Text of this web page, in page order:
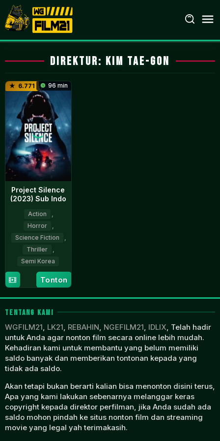
Loncat
ke
konten
Direktur: Kim Tae-gon
6.771 96 min
Project Silence
(2023) Sub Indo
Action
Horror
Science Fiction
Thriller
Semi Korea
11
Jul
2024
Kim
Tae-
gon
Tonton
TENTANG KAMI
WGFILM21, LK21, REBAHIN, NGEFILM21, IDLIX, Telah hadir
untuk Anda agar nonton film secara online lebih mudah.
Kehadiran kami untuk membantu yang belum memiliki
saldo banyak dan memberikan tontonan kepada yang
tidak ada saldo.
Akan tetapi bukan berarti kalian bisa menonton disini terus,
Apa yang kami lakukan sebenarnya melanggar keras
copyright kepada direktor perfilman, jika Anda sudah ada
saldo mohon pindah ke situs nonton film dan streaming
movie yang legal yah terimakasih.